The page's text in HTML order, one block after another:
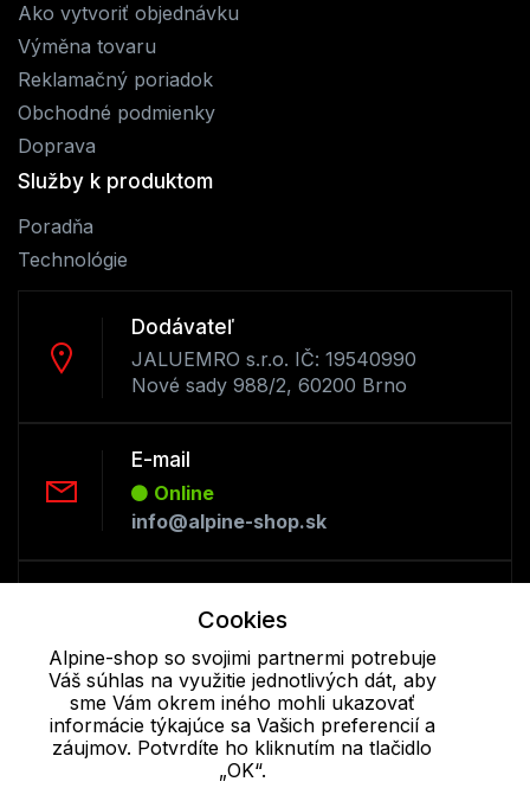
Ako vytvoriť objednávku
Výměna tovaru
Reklamačný poriadok
Obchodné podmienky
Doprava
Služby k produktom
Poradňa
Technológie
Dodávateľ
JALUEMRO s.r.o. IČ: 19540990
Nové sady 988/2, 60200 Brno
E-mail
Online
info@alpine-shop.sk
Offline
+421 277 270 053
Cookie - podrobné nastavenie| Ďalšie informácie|Spracovanie
osobných údajov
Cookies
Alpine-shop so svojimi partnermi potrebuje
Váš súhlas na využitie jednotlivých dát, aby
sme Vám okrem iného mohli ukazovať
informácie týkajúce sa Vašich preferencií a
záujmov. Potvrdíte ho kliknutím na tlačidlo
„OK“.